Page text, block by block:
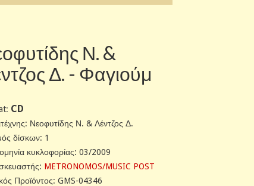
Ν. &
Δ. - Φαγιούμ
CD
Νεοφυτίδης Ν. & Λέντζος Δ.
δίσκων: 1
κυκλοφορίας: 03/2009
METRONOMOS/MUSIC POST
Προϊόντος: GMS-04346